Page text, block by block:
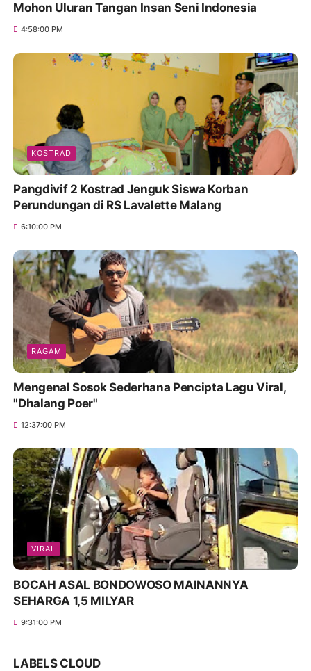
Mohon Uluran Tangan Insan Seni Indonesia
4:58:00 PM
KOSTRAD
Pangdivif 2 Kostrad Jenguk Siswa Korban
Perundungan di RS Lavalette Malang
6:10:00 PM
RAGAM
Mengenal Sosok Sederhana Pencipta Lagu Viral,
"Dhalang Poer"
12:37:00 PM
VIRAL
BOCAH ASAL BONDOWOSO MAINANNYA
SEHARGA 1,5 MILYAR
9:31:00 PM
LABELS CLOUD